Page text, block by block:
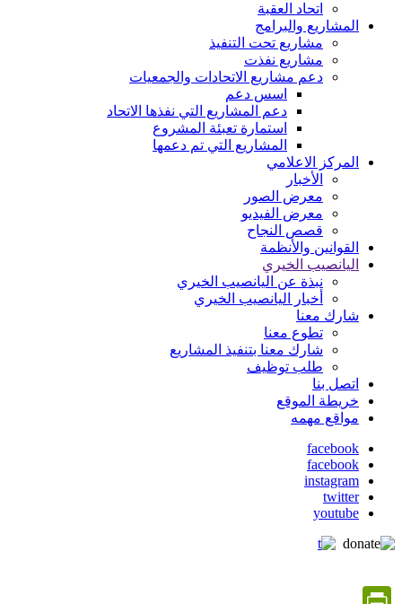
اتحاد العقبة
المشاريع والبرامج
مشاريع تحت التنفيذ
مشاريع نفذت
دعم مشاريع الاتحادات والجمعيات
اسس دعم
دعم المشاريع التي نفذها الاتحاد
استمارة تعبئة المشروع
المشاريع التي تم دعمها
المركز الاعلامي
الأخبار
معرض الصور
معرض الفيديو
قصص النجاح
القوانين والأنظمة
اليانصيب الخيري
نبذة عن اليانصيب الخيري
أخبار اليانصيب الخيري
شارك معنا
تطوع معنا
شارك معنا بتنفيذ المشاريع
طلب توظيف
اتصل بنا
خريطة الموقع
مواقع مهمه
social
media
facebook
facebook
instagram
twitter
youtube